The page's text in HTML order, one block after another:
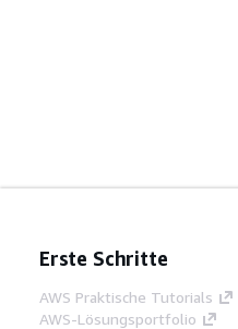
Erste Schritte
AWS Praktische Tutorials
AWS-Lösungsportfolio